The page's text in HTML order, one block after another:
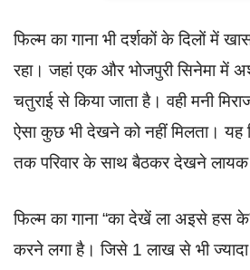
फिल्म का गाना भी दर्शकों के दिलों में
रहा। जहां एक और भोजपुरी सिनेमा में
चतुराई से किया जाता है। वही मनी
ऐसा कुछ भी देखने को नहीं मिलता।
तक परिवार के साथ बैठकर देखने
फिल्म का गाना “का देखें ला अइसे हस
करने लगा है। जिसे 1 लाख से भी